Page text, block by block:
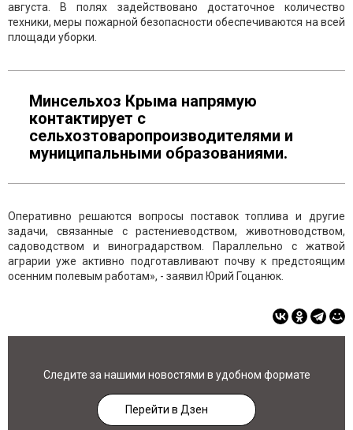
августа. В полях задействовано достаточное количество
техники, меры пожарной безопасности обеспечиваются на всей
площади уборки.
Минсельхоз Крыма напрямую
контактирует с
сельхозтоваропроизводителями и
муниципальными образованиями.
Оперативно решаются вопросы поставок топлива и другие
задачи, связанные с растениеводством, животноводством,
садоводством и виноградарством. Параллельно с жатвой
аграрии уже активно подготавливают почву к предстоящим
осенним полевым работам», - заявил Юрий Гоцанюк.
Следите за нашими новостями в удобном формате
Перейти в Дзен